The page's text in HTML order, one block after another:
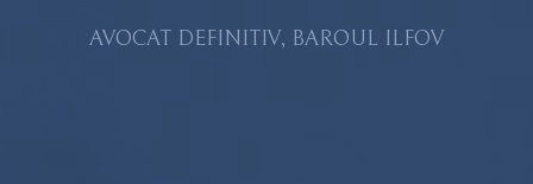
AVOCAT DEFINITIV, BAROUL ILFOV